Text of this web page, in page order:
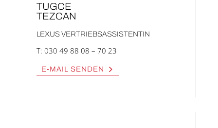
TUG­CE
TEZ­CAN
LEXUS VER­TRIEBS­AS­SIS­TEN­TIN
T: 030 49 88 08 – 70 23
E‑MAIL SEN­DEN